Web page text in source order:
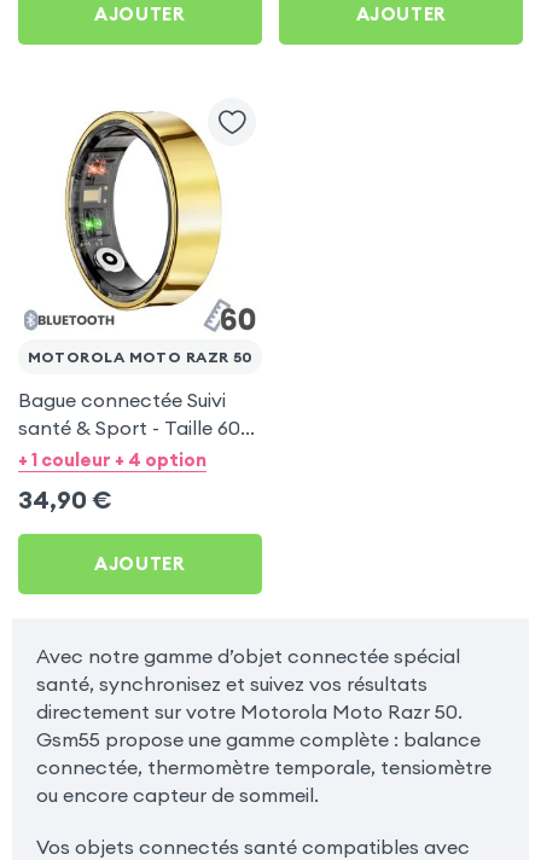
AJOUTER AJOUTER
MOTOROLA MOTO RAZR 50
Bague connectée Suivi
santé & Sport - Taille 60
Or
+ 1 couleur + 4 option
34,90 €
AJOUTER
Avec notre gamme d’objet connectée spécial
santé, synchronisez et suivez vos résultats
directement sur votre Motorola Moto Razr 50.
Gsm55 propose une gamme complète : balance
connectée, thermomètre temporale, tensiomètre
ou encore capteur de sommeil.
Vos objets connectés santé compatibles avec